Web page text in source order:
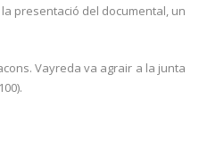
presentació del documental, un
Vayreda va agrair a la junta